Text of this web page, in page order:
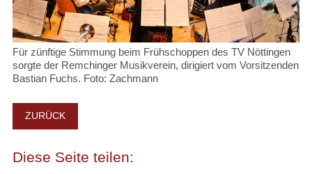
Für zünftige Stimmung beim Frühschoppen des TV Nöttingen
sorgte der Remchinger Musikverein, dirigiert vom Vorsitzenden
Bastian Fuchs. Foto: Zachmann
ZURÜCK